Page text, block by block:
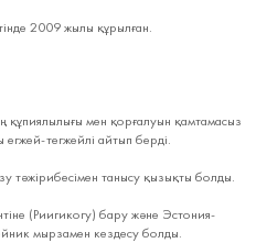
2009 жылы құрылған.
құпиялылығы мен қорғалуын қамтамасыз
тегжейлі айтып берді.
тәжірибесімен танысу қызықты болды.
(Риигикогу) бару және Эстония-
мырзамен кездесу болды.